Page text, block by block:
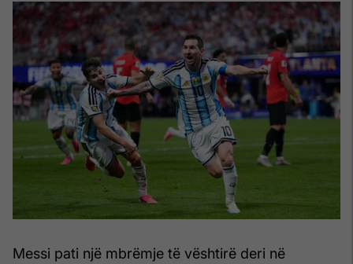
Messi pati një mbrëmje të vështirë deri në